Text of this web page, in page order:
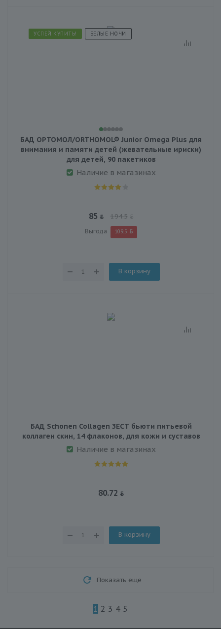
УСПЕЙ КУПИТЬ! БЕЛЫЕ НОЧИ
БАД ОРТОМОЛ/ORTHOMOL® Junior Omega Plus для
внимания и памяти детей (жевательные ириски)
для детей, 90 пакетиков
Наличие в магазинах
85 194.5
Выгода 109.5
В корзину
БАД Schonen Collagen ЗЕСТ бьюти питьевой
коллаген скин, 14 флаконов, для кожи и суставов
Наличие в магазинах
80.72
В корзину
Показать еще
1 2 3 4 5